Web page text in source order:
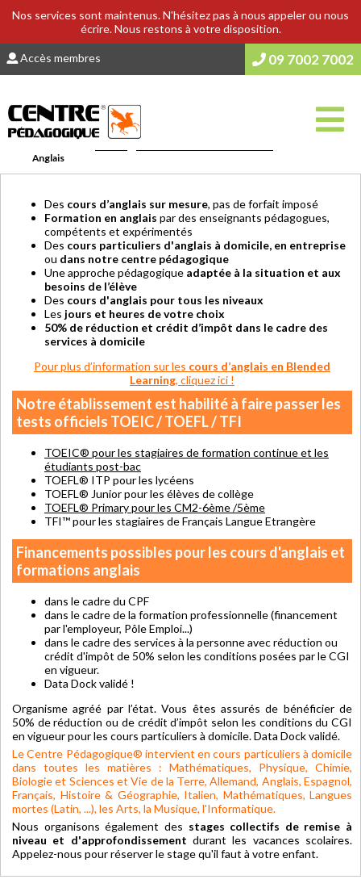
Nos services sont maintenus. N'hésitez pas à nous appeler ou nous
écrire. Nous restons à votre disposition.
Accès membres 09 7002 7002
Anglais
Des cours d’anglais sur mesure, pas de forfait imposé
Formation en anglais par des enseignants pédagogues,
compétents et expérimentés
Des cours particuliers d'anglais à domicile, en entreprise
ou dans notre centre pédagogique
Une approche pédagogique adaptée à la situation et aux
besoins de l’élève
Des cours d'anglais pour tous les niveaux
Les jours et heures de votre choix
50% de réduction et crédit d’impôt dans le cadre des
services à domicile
Pour plus d’information sur les cours d’anglais en Blended
Learning, cliquez ici !
Notre établissement est habilité à faire passer les
tests officiels TOEIC / TOEFL / TFI
TOEIC® pour les stagiaires de formation continue et les
étudiants post-bac
TOEFL® ITP pour les lycéens
TOEFL® Junior pour les élèves de collège
TOEFL® Primary pour les CM2-6ème /5ème
TFI™ pour les stagiaires de Français Langue Etrangère
Financements possibles pour les cours d'anglais et
formations anglais
dans le cadre du CPF
dans le cadre de la formation professionnelle (financement
par l'employeur, Pôle Emploi...)
dans le cadre des services à la personne avec réduction ou
crédit d'impôt de 50% selon les conditions posées par le CGI
en vigueur.
Data Dock validé !
Organisme agréé par l’état. Vous êtes assurés de bénéficier de
50% de réduction ou de crédit d’impôt selon les conditions du CGI
en vigueur pour les cours particuliers à domicile. Data Dock validé.
Le Centre Pédagogique® intervient en cours particuliers à domicile
dans toutes les matières : Mathématiques, Physique, Chimie,
Biologie et Sciences et Vie de la Terre, Allemand, Anglais, Espagnol,
Français, Histoire & Géographie, Italien, Mathématiques, Langues
mortes (Latin, ...), les Arts, la Musique, l'Informatique.
Nous organisons également des stages collectifs de remise à
niveau et d'approfondissement durant les vacances scolaires.
Appelez-nous pour réserver le stage qu'il faut à votre enfant.